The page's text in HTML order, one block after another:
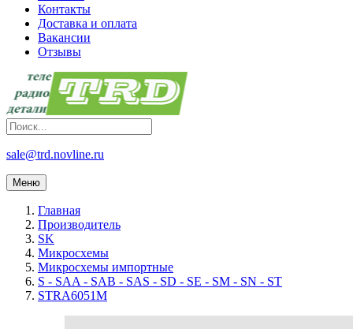
Контакты
Доставка и оплата
Вакансии
Отзывы
sale@trd.novline.ru
Меню
Главная
Производитель
SK
Микросхемы
Микросхемы импортные
S - SAA - SAB - SAS - SD - SE - SM - SN - ST
STRA6051M